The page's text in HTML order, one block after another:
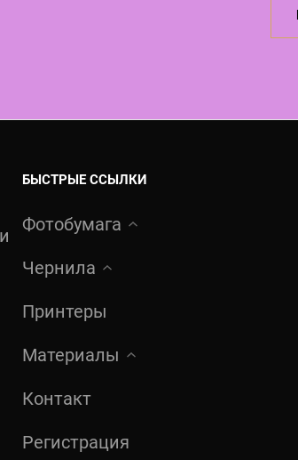
БЫСТРЫЕ ССЫЛКИ
Фотобумага
Чернила
Принтеры
Материалы
Контакт
Регистрация